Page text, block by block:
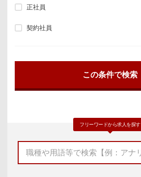
正社員
契約社員
フリーワードから求人を探す